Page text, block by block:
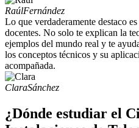
RaúlFernández
Lo que verdaderamente destaco
docentes. No solo te explican la
ejemplos del mundo real y te
los conceptos técnicos y su
acompañada.
ClaraSánchez
¿Dónde estudiar el